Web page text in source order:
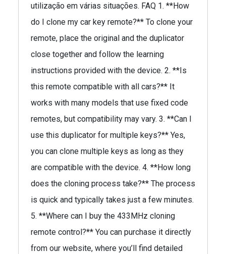
utilização em várias situações. FAQ 1. **How
do I clone my car key remote?** To clone your
remote, place the original and the duplicator
close together and follow the learning
instructions provided with the device. 2. **Is
this remote compatible with all cars?** It
works with many models that use fixed code
remotes, but compatibility may vary. 3. **Can I
use this duplicator for multiple keys?** Yes,
you can clone multiple keys as long as they
are compatible with the device. 4. **How long
does the cloning process take?** The process
is quick and typically takes just a few minutes.
5. **Where can I buy the 433MHz cloning
remote control?** You can purchase it directly
from our website, where you’ll find detailed